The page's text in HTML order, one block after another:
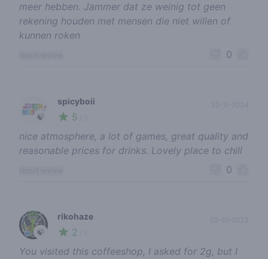
meer hebben. Jammer dat ze weinig tot geen
rekening houden met mensen die niet willen of
kunnen roken
0
🍃
spicyboii
5
30-11-2024
nice atmosphere, a lot of games, great quality and
reasonable prices for drinks. Lovely place to chill
0
🍃
rikohaze
2
02-10-2023
You visited this coffeeshop, I asked for 2g, but I